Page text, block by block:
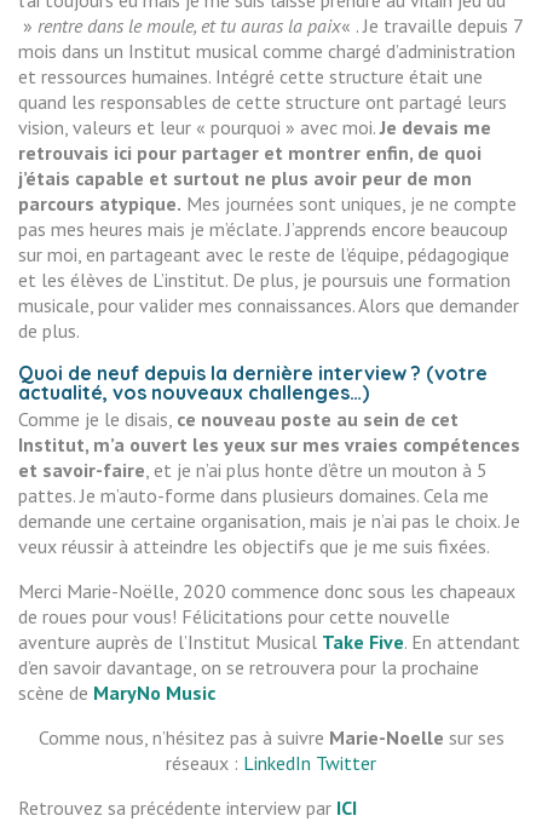
» rentre dans le moule, et tu auras la paix« . Je travaille depuis 7
mois dans un Institut musical comme chargé d’administration
et ressources humaines. Intégré cette structure était une
quand les responsables de cette structure ont partagé leurs
vision, valeurs et leur « pourquoi » avec moi.Je devais me
retrouvais ici pour partager et montrer enfin, de quoi
j’étais capable et surtout ne plus avoir peur de mon
parcours atypique. Mes journées sont uniques, je ne compte
pas mes heures mais je m’éclate. J’apprends encore beaucoup
sur moi, en partageant avec le reste de l’équipe, pédagogique
et les élèves de L’institut. De plus, je poursuis une formation
musicale, pour valider mes connaissances. Alors que demander
de plus.
Quoi de neuf depuis la dernière interview ? (votre
actualité, vos nouveaux challenges…)
Comme je le disais, ce nouveau poste au sein de cet
Institut, m’a ouvert les yeux sur mes vraies compétences
et savoir-faire, et je n’ai plus honte d’être un mouton à 5
pattes. Je m’auto-forme dans plusieurs domaines. Cela me
demande une certaine organisation, mais je n’ai pas le choix. Je
veux réussir à atteindre les objectifs que je me suis fixées.
Merci Marie-Noëlle, 2020 commence donc sous les chapeaux
de roues pour vous! Félicitations pour cette nouvelle
aventure auprès de l’Institut Musical Take Five. En attendant
d’en savoir davantage, on se retrouvera pour la prochaine
scène de MaryNo Music
Comme nous, n’hésitez pas à suivre Marie-Noelle sur ses
réseaux : LinkedIn Twitter
Retrouvez sa précédente interview par ICI